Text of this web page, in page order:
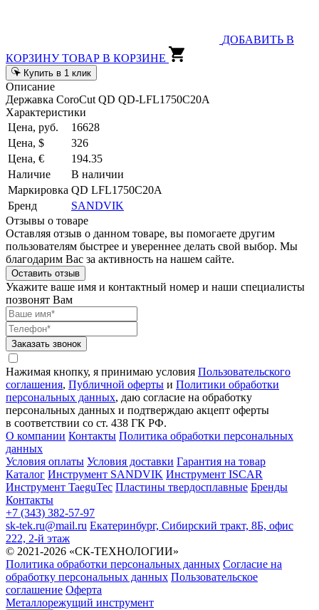
ДОБАВИТЬ В
КОРЗИНУ ТОВАР В КОРЗИНЕ
Купить в 1 клик
Описание
Державка CoroCut QD QD-LFL1750C20A
Характеристики
Цена, руб.
16628
Цена, $
326
Цена, €
194.35
Наличие
В наличии
Маркировка QD LFL1750C20A
Бренд
SANDVIK
Отзывы о товаре
Оставляя отзыв о данном товаре, вы помогаете другим
пользователям быстрее и увереннее делать свой выбор. Мы
благодарим Вас за активность на нашем сайте.
Оставить отзыв
Укажите ваше имя и контактный номер и наши специалисты
позвонят Вам
Заказать звонок
Нажимая кнопку, я принимаю условия Пользовательского
соглашения, Публичной оферты и Политики обработки
персональных данных, даю согласие на обработку
персональных данных и подтверждаю акцепт оферты
в соответствии со ст. 438 ГК РФ.
О компании Контакты Политика обработки персональных
данных
Условия оплаты Условия доставки Гарантия на товар
Каталог Инструмент SANDVIK Инструмент ISCAR
Инструмент TaeguTec Пластины твердосплавные Бренды
Контакты
+7 (343) 382-57-97
sk-tek.ru@mail.ru Екатеринбург, Сибирский тракт, 8Б, офис
222, 2-й этаж
© 2021-2026 «СК-ТЕХНОЛОГИИ»
Политика обработки персональных данных Согласие на
обработку персональных данных Пользовательское
соглашение Оферта
Металлорежущий инструмент